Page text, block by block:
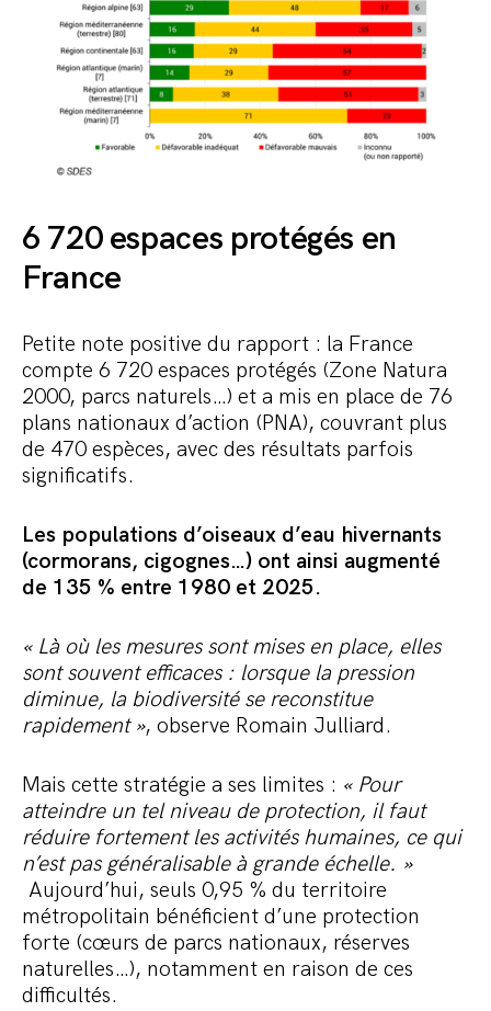
6 720 espaces protégés en
France
Petite note positive du rapport : la France
compte 6 720 espaces protégés (Zone Natura
2000, parcs naturels…) et a mis en place de 76
plans nationaux d’action (PNA), couvrant plus
de 470 espèces, avec des résultats parfois
significatifs.
Les populations d’oiseaux d’eau hivernants
(cormorans, cigognes…) ont ainsi augmenté
de 135 % entre 1980 et 2025.
« Là où les mesures sont mises en place, elles
sont souvent efficaces : lorsque la pression
diminue, la biodiversité se reconstitue
rapidement », observe Romain Julliard.
Mais cette stratégie a ses limites : « Pour
atteindre un tel niveau de protection, il faut
réduire fortement les activités humaines, ce qui
n’est pas généralisable à grande échelle. »
Aujourd’hui, seuls 0,95 % du territoire
métropolitain bénéficient d’une protection
forte (cœurs de parcs nationaux, réserves
naturelles…), notamment en raison de ces
difficultés.